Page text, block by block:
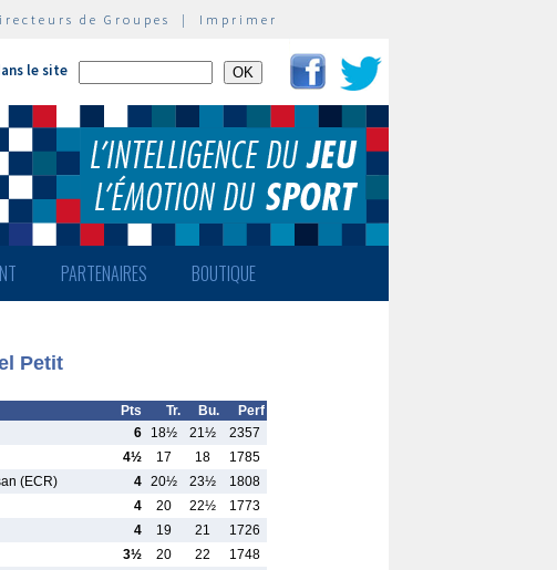
de Groupes | Imprimer
le site
PARTENAIRES BOUTIQUE
Petit
Pts Tr. Bu.
Perf
6 18½ 21½
2357
4½ 17 18
1785
(ECR) 4 20½ 23½
1808
4 20 22½
1773
4 19 21
1726
3½ 20 22
1748